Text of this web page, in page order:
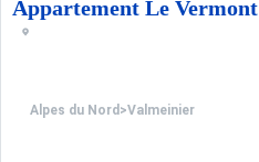
Appartement Le Vermont
Alpes du Nord >Valmeinier